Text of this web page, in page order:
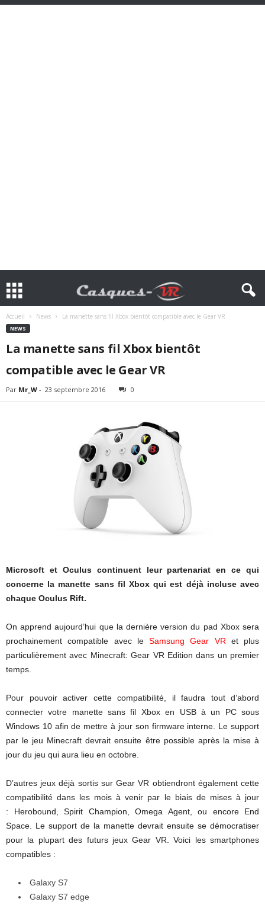
Accueil News La manette sans fil Xbox bientôt compatible avec le Gear VR
NEWS
La manette sans fil Xbox bientôt
compatible avec le Gear VR
Par Mr_W - 23 septembre 2016 0
Microsoft et Oculus continuent leur partenariat en ce qui
concerne la manette sans fil Xbox qui est déjà incluse avec
chaque Oculus Rift.
On apprend aujourd’hui que la dernière version du pad Xbox sera
prochainement compatible avec le Samsung Gear VR et plus
particulièrement avec Minecraft: Gear VR Edition dans un premier
temps.
Pour pouvoir activer cette compatibilité, il faudra tout d’abord
connecter votre manette sans fil Xbox en USB à un PC sous
Windows 10 afin de mettre à jour son firmware interne. Le support
par le jeu Minecraft devrait ensuite être possible après la mise à
jour du jeu qui aura lieu en octobre.
D’autres jeux déjà sortis sur Gear VR obtiendront également cette
compatibilité dans les mois à venir par le biais de mises à jour
: Herobound, Spirit Champion, Omega Agent, ou encore End
Space. Le support de la manette devrait ensuite se démocratiser
pour la plupart des futurs jeux Gear VR. Voici les smartphones
compatibles :
Galaxy S7
Galaxy S7 edge